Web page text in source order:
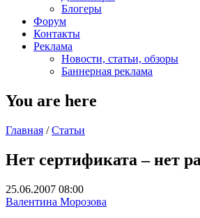
Блогеры
Форум
Контакты
Реклама
Новости, статьи, обзоры
Баннерная реклама
You are here
Главная / Статьи
Нет сертификата – нет
25.06.2007 08:00
Валентина Морозова